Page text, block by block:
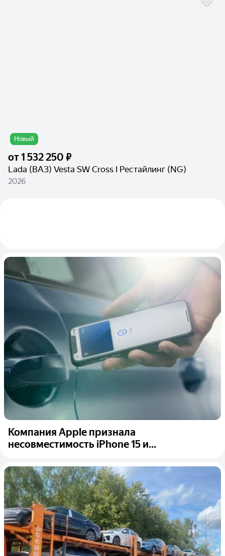
Новый
от1 532 250 ₽
Lada (ВАЗ) Vesta SW Cross I Рестайлинг (NG)
2026
Компания Apple признала
несовместимость iPhone 15 и...